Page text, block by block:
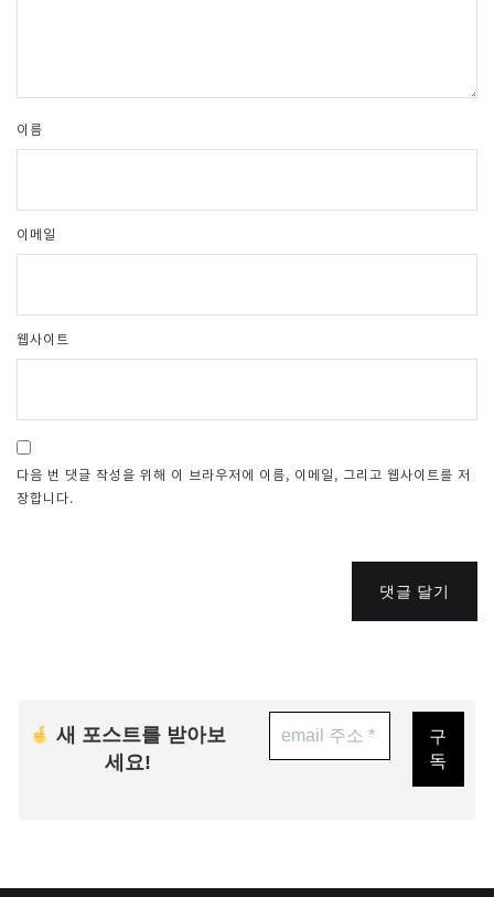
이름
이메일
웹사이트
다음 번 댓글 작성을 위해 이 브라우저에 이름, 이메일, 그리고 웹사이트를 저
장합니다.
댓글 달기
새 포스트를 받아보
세요!